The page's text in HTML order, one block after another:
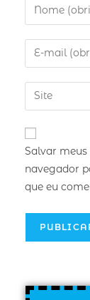
Salvar meus
navegador
que eu